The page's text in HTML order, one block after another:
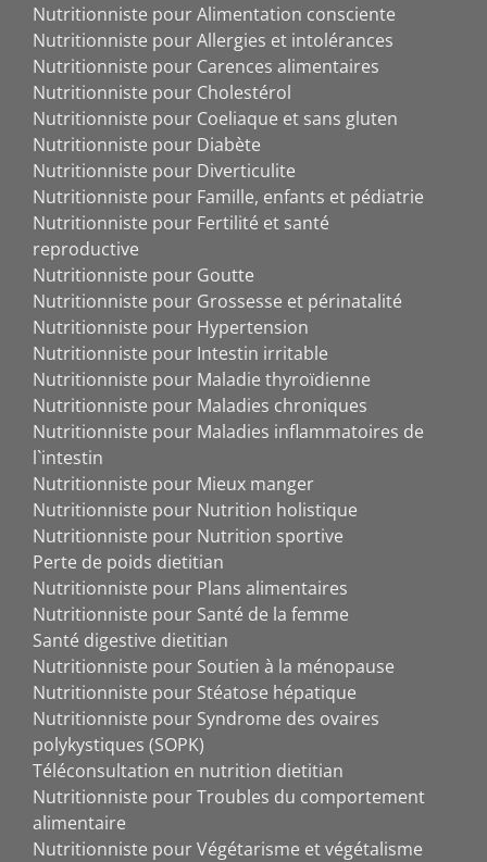
Nutritionniste pour Alimentation consciente
Nutritionniste pour Allergies et intolérances
Nutritionniste pour Carences alimentaires
Nutritionniste pour Cholestérol
Nutritionniste pour Coeliaque et sans gluten
Nutritionniste pour Diabète
Nutritionniste pour Diverticulite
Nutritionniste pour Famille, enfants et pédiatrie
Nutritionniste pour Fertilité et santé
reproductive
Nutritionniste pour Goutte
Nutritionniste pour Grossesse et périnatalité
Nutritionniste pour Hypertension
Nutritionniste pour Intestin irritable
Nutritionniste pour Maladie thyroïdienne
Nutritionniste pour Maladies chroniques
Nutritionniste pour Maladies inflammatoires de
l`intestin
Nutritionniste pour Mieux manger
Nutritionniste pour Nutrition holistique
Nutritionniste pour Nutrition sportive
Perte de poids dietitian
Nutritionniste pour Plans alimentaires
Nutritionniste pour Santé de la femme
Santé digestive dietitian
Nutritionniste pour Soutien à la ménopause
Nutritionniste pour Stéatose hépatique
Nutritionniste pour Syndrome des ovaires
polykystiques (SOPK)
Téléconsultation en nutrition dietitian
Nutritionniste pour Troubles du comportement
alimentaire
Nutritionniste pour Végétarisme et végétalisme